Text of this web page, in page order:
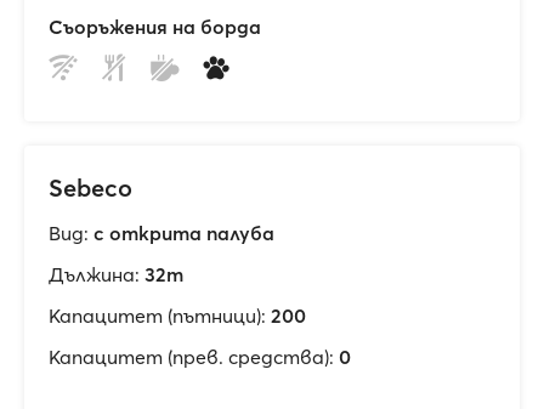
Съоръжения на борда
Sebeco
Вид: с открита палуба
Дължина: 32m
Капацитет (пътници): 200
Капацитет (прев. средства): 0